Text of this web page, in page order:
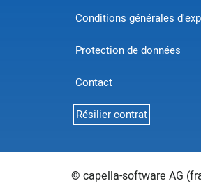
Conditions générales
Protection de données
Contact
Résilier contrat
© capella-software AG